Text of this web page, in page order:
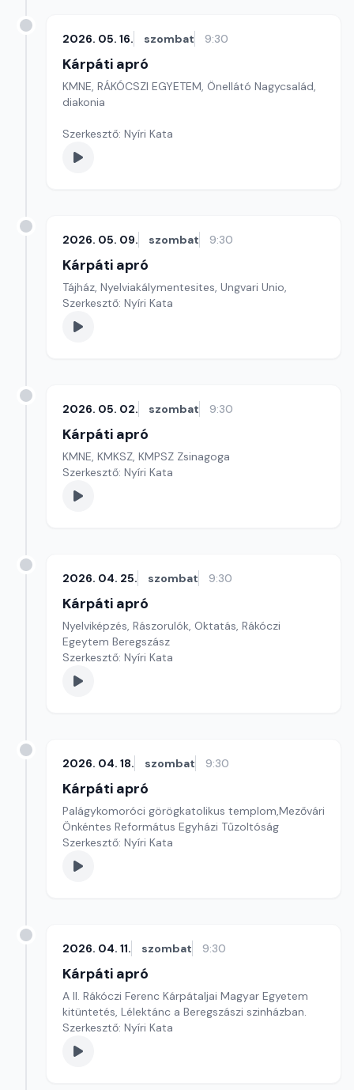
2026. 05. 16. szombat 9:30
Kárpáti apró
KMNE, RÁKÓCSZI EGYETEM, Önellátó Nagycsalád,
diakonia
Szerkesztő: Nyíri Kata
2026. 05. 09. szombat 9:30
Kárpáti apró
Tájház, Nyelviakálymentesites, Ungvari Unio,
Szerkesztő: Nyíri Kata
2026. 05. 02. szombat 9:30
Kárpáti apró
KMNE, KMKSZ, KMPSZ Zsinagoga
Szerkesztő: Nyíri Kata
2026. 04. 25. szombat 9:30
Kárpáti apró
Nyelviképzés, Rászorulók, Oktatás, Rákóczi
Egeytem Beregszász
Szerkesztő: Nyíri Kata
2026. 04. 18. szombat 9:30
Kárpáti apró
Palágykomoróci görögkatolikus templom,Mezővári
Önkéntes Református Egyházi Tűzoltóság
Szerkesztő: Nyíri Kata
2026. 04. 11. szombat 9:30
Kárpáti apró
A II. Rákóczi Ferenc Kárpátaljai Magyar Egyetem
kitüntetés, Lélektánc a Beregszászi szinházban.
Szerkesztő: Nyíri Kata